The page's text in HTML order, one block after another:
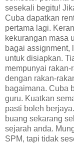
sesekali begitu!
Cuba dapatkan
pertama lagi.
kekurangan masa
bagai assignment,
untuk disiapkan.
mempunyai rakan-
dengan rakan-
bagaimana. Cuba
guru. Kuatkan
pasti boleh
buang sekarang
sejarah anda.
SPM, tapi tidak